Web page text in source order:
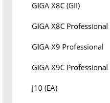
GIGA X8C (GII)
GIGA X8C Professional
GIGA X9 Professional
GIGA X9C Professional
J10 (EA)